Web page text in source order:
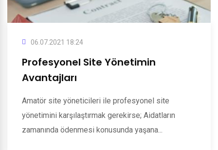
06.07.2021 18:24
Profesyonel Site Yönetimin
Avantajları
Amatör site yöneticileri ile profesyonel site
yönetimini karşılaştırmak gerekirse; Aidatların
zamanında ödenmesi konusunda yaşana...